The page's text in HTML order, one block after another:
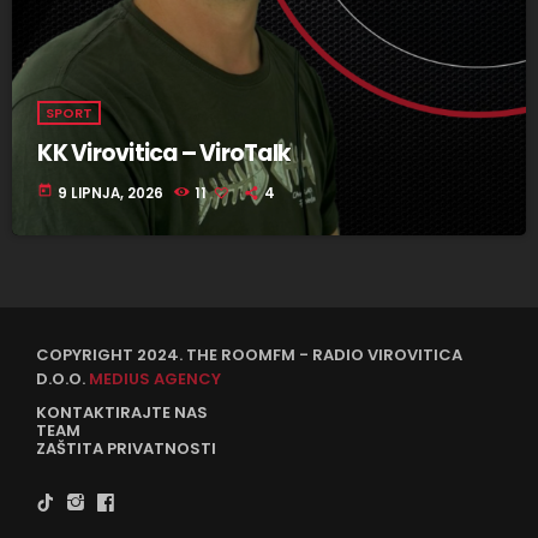
SPORT
KK Virovitica – ViroTalk
today 9 LIPNJA, 2026 11 4
COPYRIGHT 2024. THE ROOMFM - RADIO VIROVITICA
D.O.O. MEDIUS AGENCY
KONTAKTIRAJTE NAS
TEAM
ZAŠTITA PRIVATNOSTI